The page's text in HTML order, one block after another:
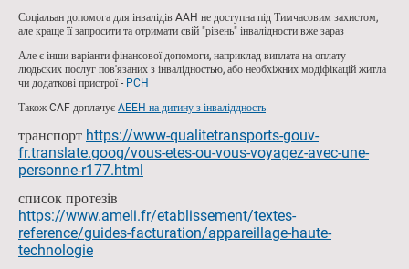
Соціальан допомога для інвалідів AAH не доступна під Тимчасовим захистом,
але краще її запросити та отримати свій "рівень" інвалідности вже зараз
Але є інши варіанти фінансової допомоги, наприклад виплата на оплату
людьских послуг пов'язаних з інвалідностью, або необхіжних модіфікацій житла
чи додаткові пристрої - PCH
Також CAF доплачує AEEH на дитину з інваліддность
транспорт https://www-qualitetransports-gouv-
fr.translate.goog/vous-etes-ou-vous-voyagez-avec-une-
personne-r177.html
список протезів
https://www.ameli.fr/etablissement/textes-
reference/guides-facturation/appareillage-haute-
technologie